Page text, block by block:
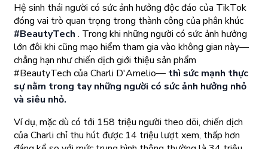
Hệ sinh thái người có sức ảnh hưởng độc đáo của TikTok
đóng vai trò quan trọng trong thành công của phân khúc
#BeautyTech . Trong khi những người có sức ảnh hưởng
lớn đôi khi cũng mạo hiểm tham gia vào không gian này—
chẳng hạn như chiến dịch giới thiệu sản phẩm
#BeautyTech của Charli D'Amelio— thì sức mạnh thực
sự nằm trong tay những người có sức ảnh hưởng nhỏ
và siêu nhỏ.
Ví dụ, mặc dù có tới 158 triệu người theo dõi, chiến dịch
của Charli chỉ thu hút được 14 triệu lượt xem, thấp hơn